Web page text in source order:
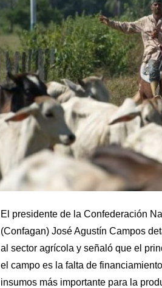
El presidente de la Confederación
(Confagan) José Agustín Campos
al sector agrícola y señaló que el
el campo es la falta de
insumos más importante para la